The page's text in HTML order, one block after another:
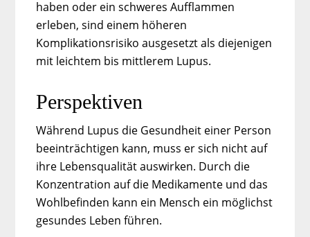
haben oder ein schweres Aufflammen
erleben, sind einem höheren
Komplikationsrisiko ausgesetzt als diejenigen
mit leichtem bis mittlerem Lupus.
Perspektiven
Während Lupus die Gesundheit einer Person
beeinträchtigen kann, muss er sich nicht auf
ihre Lebensqualität auswirken. Durch die
Konzentration auf die Medikamente und das
Wohlbefinden kann ein Mensch ein möglichst
gesundes Leben führen.